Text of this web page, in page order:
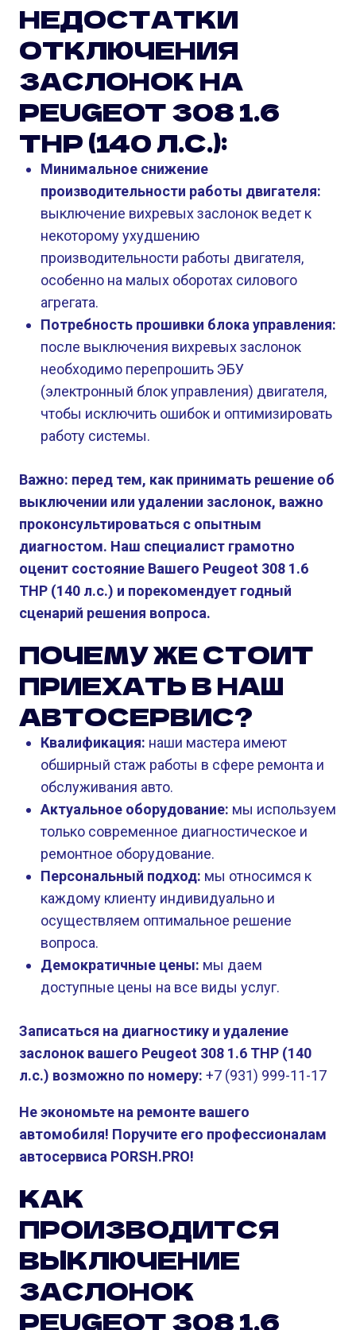
НЕДОСТАТКИ
ОТКЛЮЧЕНИЯ
ЗАСЛОНОК НА
PEUGEOT 308 1.6
THP (140 Л.С.):
Минимальное снижение
производительности работы двигателя:
выключение вихревых заслонок ведет к
некоторому ухудшению
производительности работы двигателя,
особенно на малых оборотах силового
агрегата.
Потребность прошивки блока управления:
после выключения вихревых заслонок
необходимо перепрошить ЭБУ
(электронный блок управления) двигателя,
чтобы исключить ошибок и оптимизировать
работу системы.
Важно: перед тем, как принимать решение об
выключении или удалении заслонок, важно
проконсультироваться с опытным
диагностом. Наш специалист грамотно
оценит состояние Вашего Peugeot 308 1.6
THP (140 л.с.) и порекомендует годный
сценарий решения вопроса.
ПОЧЕМУ ЖЕ СТОИТ
ПРИЕХАТЬ В НАШ
АВТОСЕРВИС?
Квалификация: наши мастера имеют
обширный стаж работы в сфере ремонта и
обслуживания авто.
Актуальное оборудование: мы используем
только современное диагностическое и
ремонтное оборудование.
Персональный подход: мы относимся к
каждому клиенту индивидуально и
осуществляем оптимальное решение
вопроса.
Демократичные цены: мы даем
доступные цены на все виды услуг.
Записаться на диагностику и удаление
заслонок вашего Peugeot 308 1.6 THP (140
л.с.) возможно по номеру: +7 (931) 999-11-17
Не экономьте на ремонте вашего
автомобиля! Поручите его профессионалам
автосервиса PORSH.PRO!
КАК
ПРОИЗВОДИТСЯ
ВЫКЛЮЧЕНИЕ
ЗАСЛОНОК
PEUGEOT 308 1.6